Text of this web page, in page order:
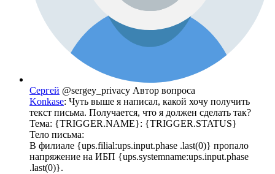
Сергей @sergey_privacy Автор вопроса
Konkase: Чуть выше я написал, какой хочу получить
текст письма. Получается, что я должен сделать так?
Тема: {TRIGGER.NAME}: {TRIGGER.STATUS}
Тело письма:
В филиале {ups.filial:ups.input.phase .last(0)} пропало
напряжение на ИБП {ups.systemname:ups.input.phase
.last(0)}.